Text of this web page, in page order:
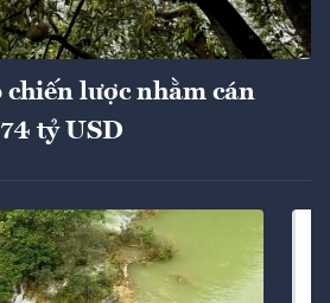
chiến lược nhằm cán
tỷ USD